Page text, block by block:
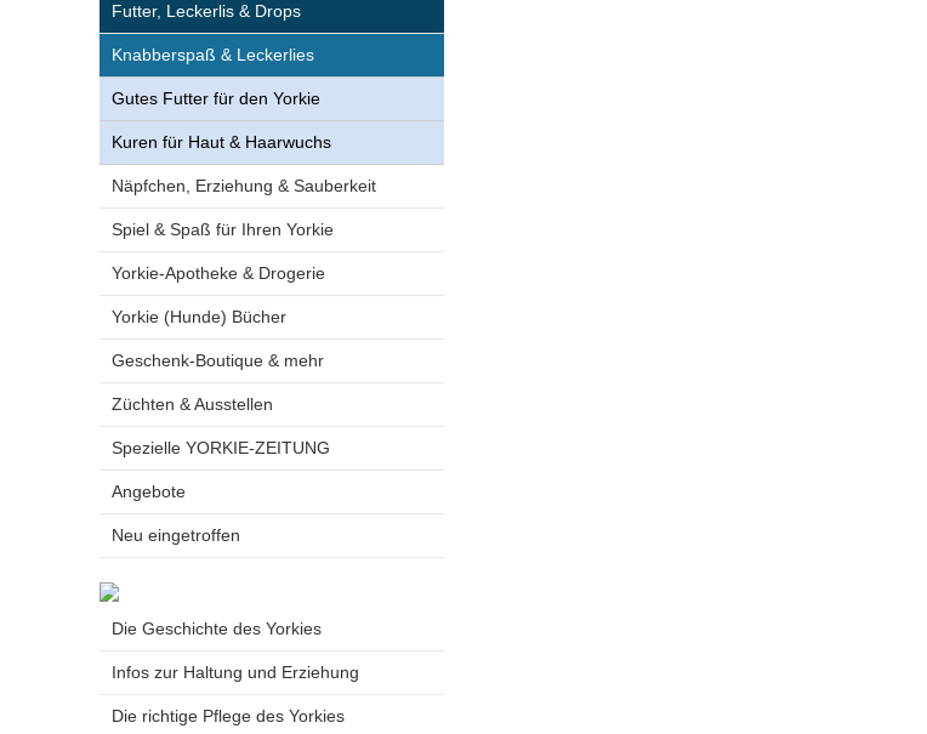
Futter, Leckerlis & Drops
Knabberspaß & Leckerlies
Gutes Futter für den Yorkie
Kuren für Haut & Haarwuchs
Näpfchen, Erziehung & Sauberkeit
Spiel & Spaß für Ihren Yorkie
Yorkie-Apotheke & Drogerie
Yorkie (Hunde) Bücher
Geschenk-Boutique & mehr
Züchten & Ausstellen
Spezielle YORKIE-ZEITUNG
Angebote
Neu eingetroffen
Die Geschichte des Yorkies
Infos zur Haltung und Erziehung
Die richtige Pflege des Yorkies